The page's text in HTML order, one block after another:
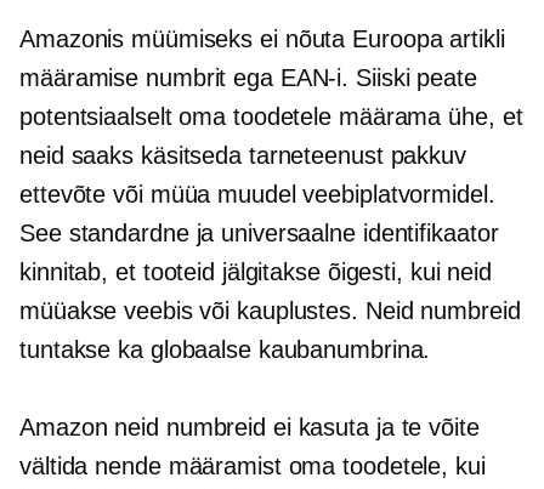
Amazonis müümiseks ei nõuta Euroopa artikli
määramise numbrit ega EAN-i. Siiski peate
potentsiaalselt oma toodetele määrama ühe, et
neid saaks käsitseda tarneteenust pakkuv
ettevõte või müüa muudel veebiplatvormidel.
See standardne ja universaalne identifikaator
kinnitab, et tooteid jälgitakse õigesti, kui neid
müüakse veebis või kauplustes. Neid numbreid
tuntakse ka globaalse kaubanumbrina.
Amazon neid numbreid ei kasuta ja te võite
vältida nende määramist oma toodetele, kui